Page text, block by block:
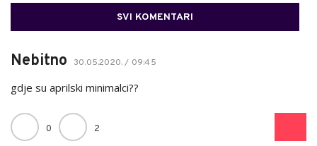
SVI KOMENTARI
Nebitno 30.05.2020. / 09:45
gdje su aprilski minimalci??
0 2